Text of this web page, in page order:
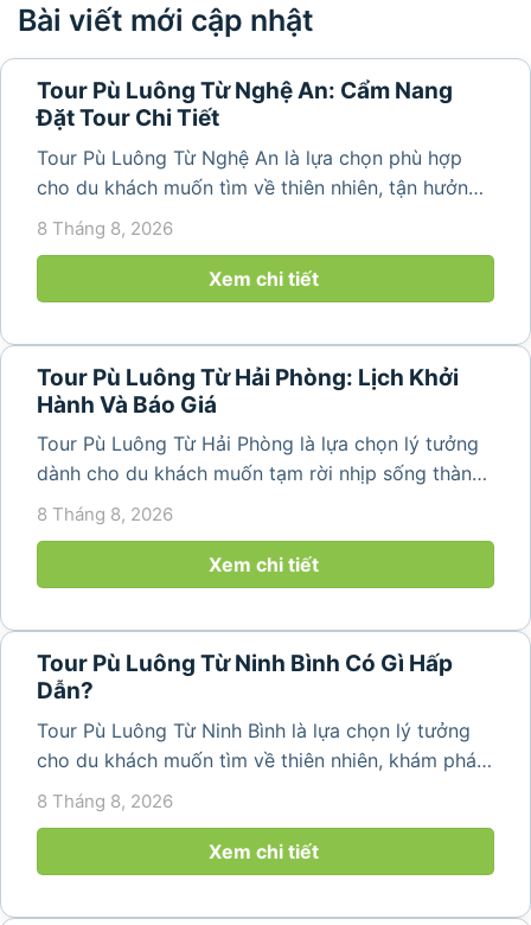
Bài viết mới cập nhật
Tour Pù Luông Từ Nghệ An: Cẩm Nang
Đặt Tour Chi Tiết
Tour Pù Luông Từ Nghệ An là lựa chọn phù hợp
cho du khách muốn tìm về thiên nhiên, tận hưởng
không khí trong lành và khám phá vẻ đẹp bình yên
của vùng núi Thanh Hóa. Với những bản làng mộc
8 Tháng 8, 2026
Xem chi tiết
Tour Pù Luông Từ Hải Phòng: Lịch Khởi
Hành Và Báo Giá
Tour Pù Luông Từ Hải Phòng là lựa chọn lý tưởng
dành cho du khách muốn tạm rời nhịp sống thành
phố để tìm về không gian núi rừng trong lành,
thang đặc trưng. Từ...
8 Tháng 8, 2026
Xem chi tiết
Tour Pù Luông Từ Ninh Bình Có Gì Hấp
Dẫn?
Tour Pù Luông Từ Ninh Bình là lựa chọn lý tưởng
cho du khách muốn tìm về thiên nhiên, khám phá
bản làng và tận hưởng không gian nghỉ dưỡng yên
bình. Với lịch trình 2N1Đ hoặc 3N2Đ, hành trình có
8 Tháng 8, 2026
Xem chi tiết